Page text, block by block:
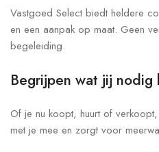
Vastgoed Select biedt heldere
en een aanpak op maat. Geen
begeleiding.
Begrijpen wat jij nodig
Of je nu koopt, huurt of
met je mee en zorgt voor